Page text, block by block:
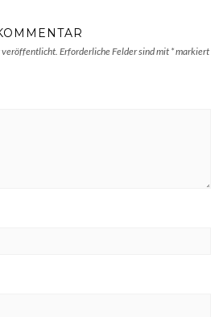
Erforderliche Felder sind mit *markiert